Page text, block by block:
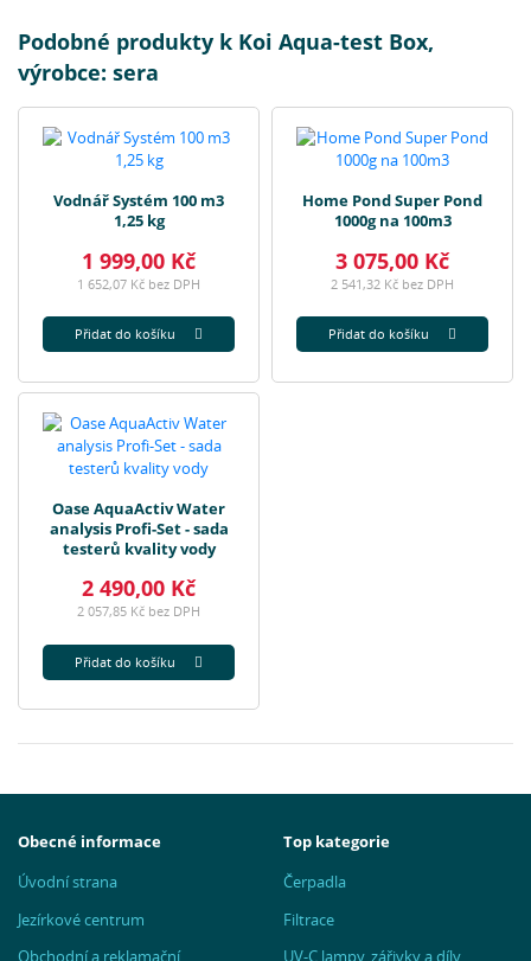
Podobné produkty k Koi Aqua-test Box,
výrobce: sera
Vodnář Systém 100 m3
1,25 kg
1 999,00 Kč
1 652,07 Kč bez DPH
Přidat do košíku
Home Pond Super Pond
1000g na 100m3
3 075,00 Kč
2 541,32 Kč bez DPH
Přidat do košíku
Oase AquaActiv Water
analysis Profi-Set - sada
testerů kvality vody
2 490,00 Kč
2 057,85 Kč bez DPH
Přidat do košíku
Obecné informace
Úvodní strana
Jezírkové centrum
Obchodní a reklamační
Top kategorie
Čerpadla
Filtrace
UV-C lampy, zářivky a díly